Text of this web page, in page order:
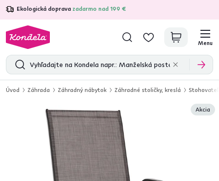
Ekologická doprava zadarmo nad 199 €
4,7 31 375overených produktových recenzií
Menu
Úvod Záhrada Záhradný nábytok Záhradné stoličky, kreslá
Akcia